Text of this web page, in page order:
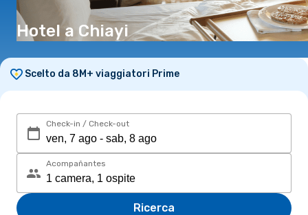
Hotel a Chiayi
Scelto da 8M+ viaggiatori Prime
Check-in / Check-out
Acompañantes
Ricerca